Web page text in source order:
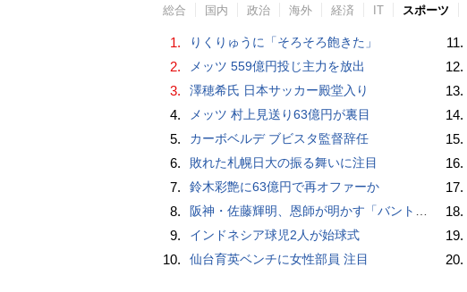
総合 国内 政治 海外 経済 IT スポーツ
1. りくりゅうに「そろそろ飽きた」
2. メッツ 559億円投じ主力を放出
3. 澤穂希氏 日本サッカー殿堂入り
4. メッツ 村上見送り63億円が裏目
5. カーボベルデ ブビスタ監督辞任
6. 敗れた札幌日大の振る舞いに注目
7. 鈴木彩艶に63億円で再オファーか
8. 阪神・佐藤輝明、恩師が明かす「バント拒否でホームラン」の“やんちゃ坊主”時代
9. インドネシア球児2人が始球式
10. 仙台育英ベンチに女性部員 注目
11.
12.
13.
14.
15.
16.
17.
18.
19.
20.